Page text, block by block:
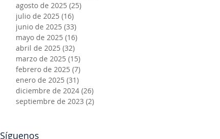
agosto de 2025 (25)
julio de 2025 (16)
junio de 2025 (33)
mayo de 2025 (16)
abril de 2025 (32)
marzo de 2025 (15)
febrero de 2025 (7)
enero de 2025 (31)
diciembre de 2024 (26)
septiembre de 2023 (2)
Síguenos